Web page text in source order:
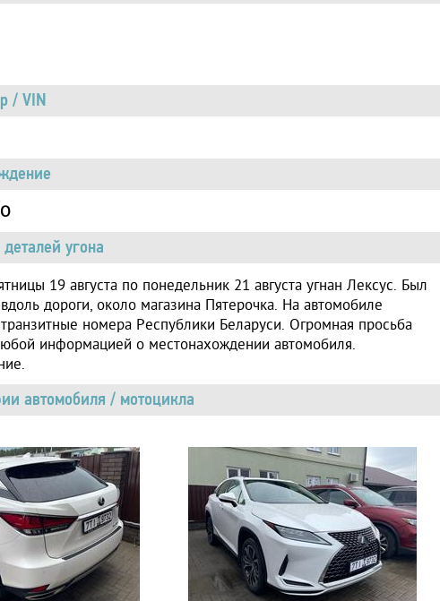
/ VIN
угона
19 августа по понедельник 21 августа угнан Лексус. Был
дороги, около магазина Пятерочка. На автомобиле
номера Республики Беларуси. Огромная просьба
информацией о местонахождении автомобиля.
автомобиля / мотоцикла